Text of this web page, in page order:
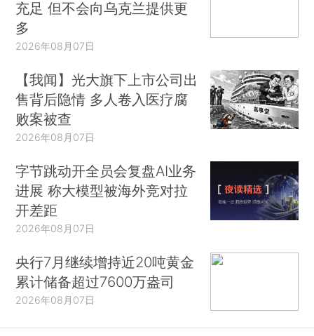
充足 但不会向乌克兰提供更
多
2026年08月07日
【我闻】光大旗下上市公司出
售背后隐情 多人卷入医疗腐
败案被查
2026年08月07日
字节跳动开全员会复盘AI业务
进展 称大模型被海外竞对拉
开差距
2026年08月07日
央行7月继续增持近20吨黄金
累计储备超过7600万盎司
2026年08月07日